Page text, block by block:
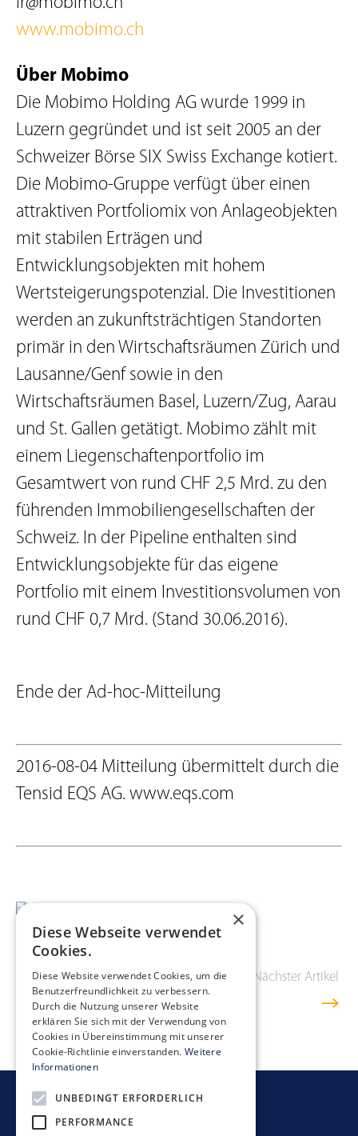
www.mobimo.ch
Über Mobimo
Die Mobimo Holding AG wurde 1999 in
Luzern gegründet und ist seit 2005 an der
Schweizer Börse SIX Swiss Exchange kotiert.
Die Mobimo-Gruppe verfügt über einen
attraktiven Portfoliomix von Anlageobjekten
mit stabilen Erträgen und
Entwicklungsobjekten mit hohem
Wertsteigerungspotenzial. Die Investitionen
werden an zukunftsträchtigen Standorten
primär in den Wirtschaftsräumen Zürich und
Lausanne/Genf sowie in den
Wirtschaftsräumen Basel, Luzern/Zug, Aarau
und St. Gallen getätigt. Mobimo zählt mit
einem Liegenschaftenportfolio im
Gesamtwert von rund CHF 2,5 Mrd. zu den
führenden Immobiliengesellschaften der
Schweiz. In der Pipeline enthalten sind
Entwicklungsobjekte für das eigene
Portfolio mit einem Investitionsvolumen von
rund CHF 0,7 Mrd. (Stand 30.06.2016).
Ende der Ad-hoc-Mitteilung
2016-08-04 Mitteilung übermittelt durch die
Tensid EQS AG. www.eqs.com
Vorheriger Artikel Übersicht Nächster Artikel
Newsletter bestellen
×
Diese Webseite verwendet
Cookies.
Diese Website verwendet Cookies, um die
Benutzerfreundlichkeit zu verbessern.
Durch die Nutzung unserer Website
erklären Sie sich mit der Verwendung von
Cookies in Übereinstimmung mit unserer
Cookie-Richtlinie einverstanden. Weitere
Informationen
UNBEDINGT ERFORDERLICH
PERFORMANCE